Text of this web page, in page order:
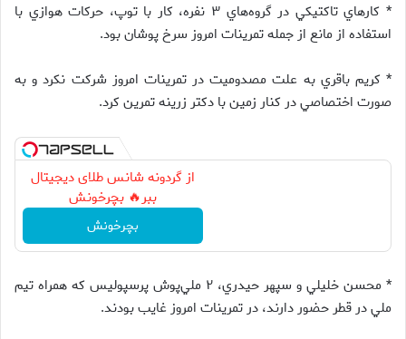
* كارهاي تاكتيكي در گروه‌هاي ۳ نفره، كار با توپ، حركات هوازي با
استفاده از مانع از جمله تمرينات امروز سرخ پوشان بود.
* كريم باقري به علت مصدوميت در تمرينات امروز شركت نكرد و به
صورت اختصاصي در كنار زمين با دكتر زرينه تمرين كرد.
از گردونه شانس طلای دیجیتال
ببر🔥 بچرخونش
بچرخونش
* محسن خليلي و سپهر حيدري، ۲ ملي‌پوش پرسپوليس كه همراه تيم
ملي در قطر حضور دارند، در تمرينات امروز غايب بودند.